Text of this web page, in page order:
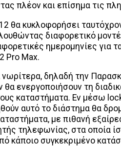
πλέον και επίσημα τις
θα κυκλοφορήσει
διαφορετικό
ημερομηνίες για
Pro Max.
δηλαδή την
θα ενεργοποιήσουν τη
καταστήματα. Εν μέσω
αυτό το διάστημα θα
με πιθανή
τηλεφωνίας, στα οποία
κάποιο συγκεκριμένο